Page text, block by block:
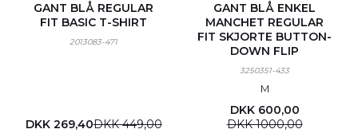
GANT BLÅ REGULAR
FIT BASIC T-SHIRT
2013083-471
DKK 269,40DKK 449,00
GANT BLÅ ENKEL
MANCHET REGULAR
FIT SKJORTE BUTTON-
DOWN FLIP
3250351-433
M
DKK 600,00
DKK 1000,00